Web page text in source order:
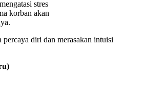
stres
korban akan
percaya diri dan merasakan intuisi